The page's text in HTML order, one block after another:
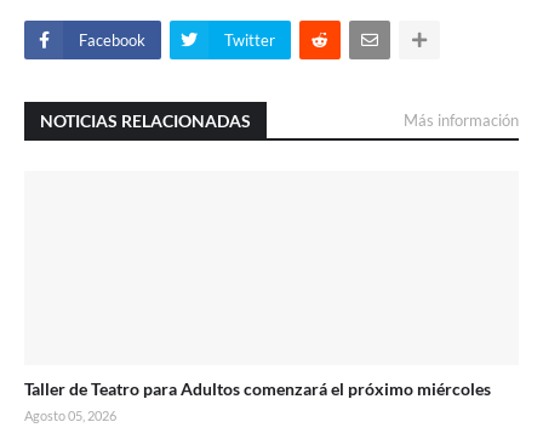
Facebook Twitter
NOTICIAS RELACIONADAS Más información
Taller de Teatro para Adultos comenzará el próximo miércoles
Agosto 05, 2026